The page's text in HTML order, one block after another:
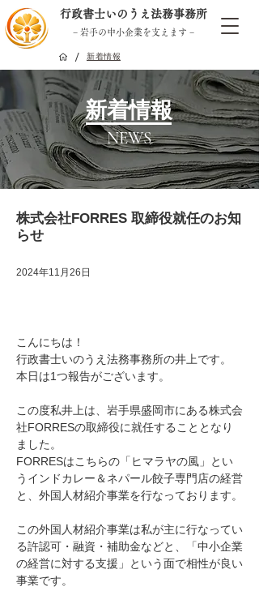
/ 新着情報
行政書士いのうえ法務事務所
− 岩手の中小企業を支えます −
新着情報
NEWS
株式会社FORRES 取締役就任のお知
らせ
2024年11月26日
こんにちは！
行政書士いのうえ法務事務所の井上です。
本日は1つ報告がございます。
この度私井上は、岩手県盛岡市にある株式会
社FORRESの取締役に就任することとなり
ました。
FORRESはこちらの「ヒマラヤの風」とい
うインドカレー＆ネパール餃子専門店の経営
と、外国人材紹介事業を行なっております。
この外国人材紹介事業は私が主に行なってい
る許認可・融資・補助金などと、「中小企業
の経営に対する支援」という面で相性が良い
事業です。